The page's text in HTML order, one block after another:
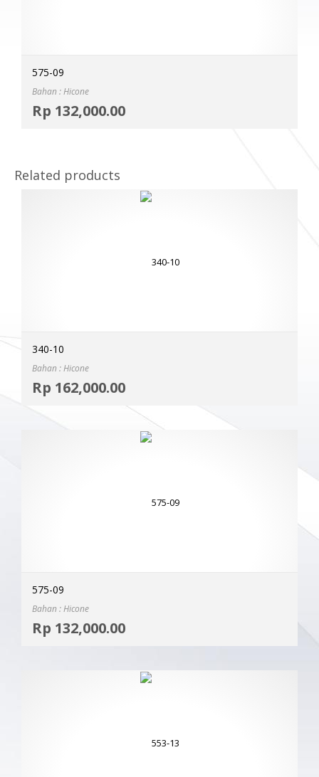
575-09
Bahan : Hicone
Rp 132,000.00
Related products
340-10
Bahan : Hicone
Rp 162,000.00
575-09
Bahan : Hicone
Rp 132,000.00